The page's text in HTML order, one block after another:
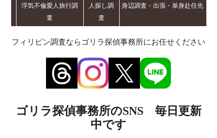
浮気不倫愛人旅行調
査
人探し調
査
身辺調査・出張・単身赴任先
フィリピン調査ならゴリラ探偵事務所にお任せください
ゴリラ探偵事務所のSNS 毎日更新
中です